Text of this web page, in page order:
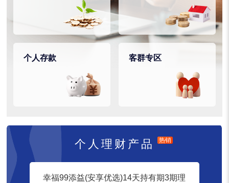
个人存款 客群专区
个人理财产品 热销
幸福99添益(安享优选)14天持有期3期理